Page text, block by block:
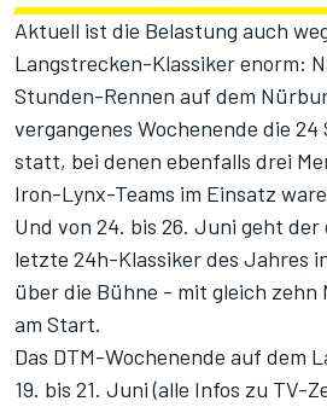
Aktuell ist die Belastung auch
Langstrecken-Klassiker enorm:
Stunden-Rennen auf dem
vergangenes Wochenende die
statt, bei denen ebenfalls drei
Iron-Lynx-Teams im Einsatz
Und von 24. bis 26. Juni geht
letzte 24h-Klassiker des Jahres
über die Bühne - mit gleich zehn
am Start.
Das DTM-Wochenende auf dem
19. bis 21. Juni (alle Infos zu TV-